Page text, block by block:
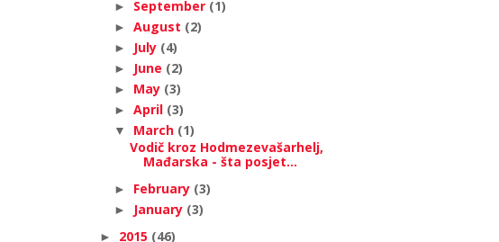
► September (1)
►August (2)
► July (4)
► June (2)
► May (3)
►April (3)
▼ March (1)
Vodič kroz Hodmezevašarhelj,
Mađarska - šta posjet...
► February (3)
► January (3)
► 2015 (46)